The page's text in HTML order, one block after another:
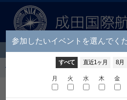
イベント選択に戻る
予約するイベントを
参加したいイベントを選んでく
すべて 直近1ヶ月 8月
月 火 水 木 金
開催時間を選んでください
イベント選択に戻る